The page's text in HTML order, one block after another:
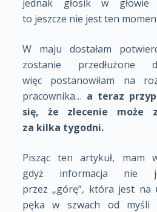
jednak głosik w głowie
to jeszcze nie jest ten
W maju dostałam
zostanie
więc postanowiłam na
pracownika… a teraz
się, że zlecenie może
za kilka tygodni.
Pisząc ten artykuł, mam
gdyż informacja nie
przez „górę”, która jest na
pęka w szwach od myśli